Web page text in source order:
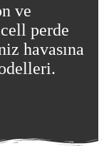
ve
perde
havasına